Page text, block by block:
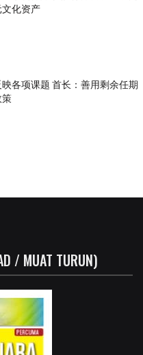
化资产
各项课题 首长：善用剩余任期
/ MUAT TURUN)